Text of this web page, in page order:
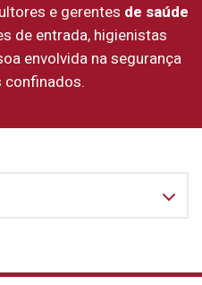
e gerentes de saúde
de entrada, higienistas
envolvida na segurança
confinados.